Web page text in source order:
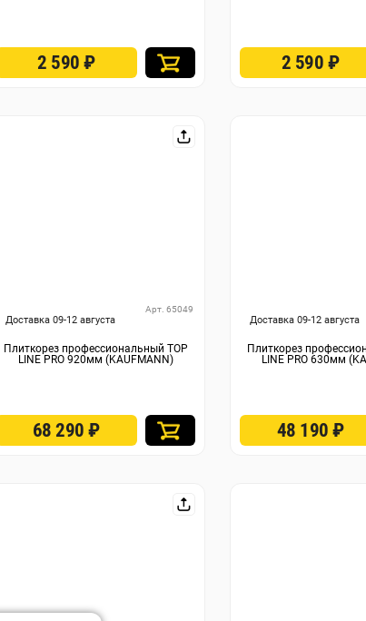
2 590₽ 2 590 ₽
Доставка 09-12 августа
Арт. 65049
Плиткорез профессиональный TOP
LINE PRO 920мм (KAUFMANN)
68 290₽
Доставка 09-12 августа
Плиткорез
LINE PRO 630мм
48 190₽